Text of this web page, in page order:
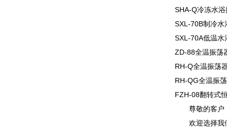
SHA-Q冷冻水浴
SXL-70B制冷水
SXL-70A低温水
ZD-88全温振荡
RH-Q全温振荡
RH-QG全温振
FZH-08翻转式
尊敬的客户
欢迎选择我